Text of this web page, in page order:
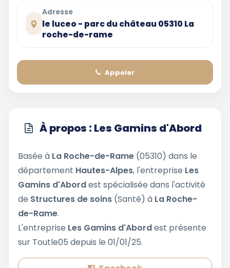
Adresse
le luceo - parc du château 05310 La
roche-de-rame
Appeler
À propos : Les Gamins d'Abord
Basée à La Roche-de-Rame (05310) dans le
département Hautes-Alpes, l'entreprise Les
Gamins d'Abordest spécialisée dans l'activité
de Structures de soins (Santé) à La Roche-
de-Rame.
L'entreprise Les Gamins d'Abordest présente
sur Toutle05 depuis le 01/01/25.